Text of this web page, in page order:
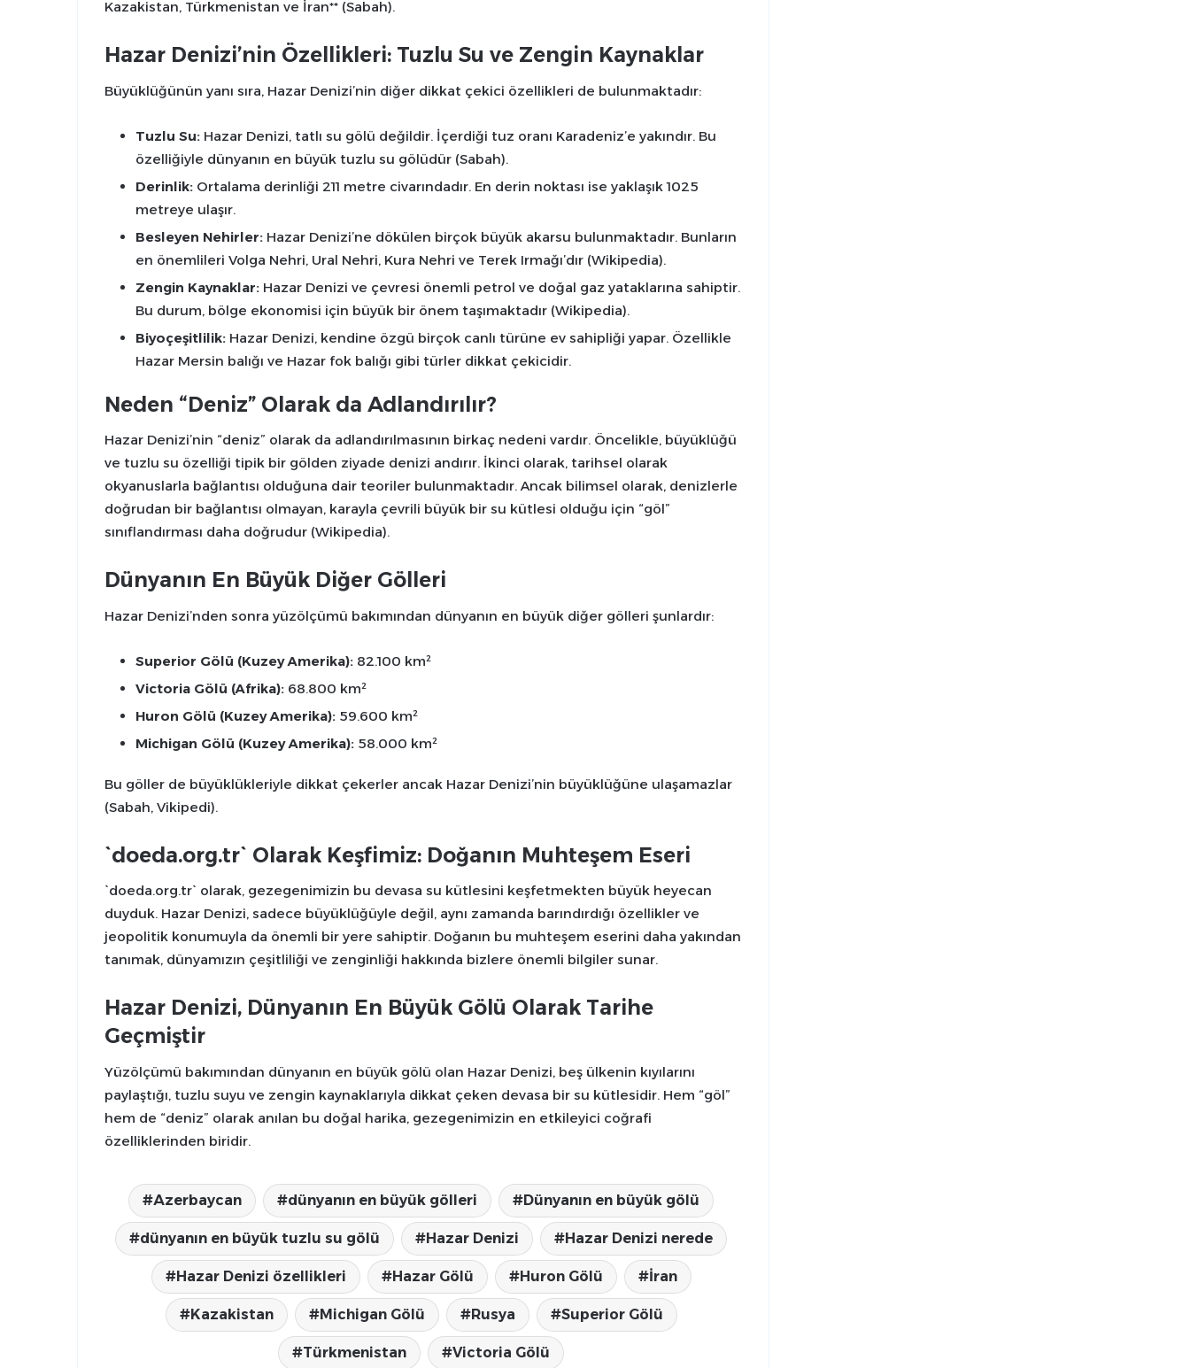
Kazakistan, Türkmenistan ve İran** (Sabah).
Hazar Denizi’nin Özellikleri: Tuzlu Su ve Zengin Kaynaklar
Büyüklüğünün yanı sıra, Hazar Denizi’nin diğer dikkat çekici özellikleri de bulunmaktadır:
Tuzlu Su: Hazar Denizi, tatlı su gölü değildir. İçerdiği tuz oranı Karadeniz’e yakındır. Bu
özelliğiyle dünyanın en büyük tuzlu su gölüdür (Sabah).
Derinlik: Ortalama derinliği 211 metre civarındadır. En derin noktası ise yaklaşık 1025
metreye ulaşır.
Besleyen Nehirler: Hazar Denizi’ne dökülen birçok büyük akarsu bulunmaktadır. Bunların
en önemlileri Volga Nehri, Ural Nehri, Kura Nehri ve Terek Irmağı’dır (Wikipedia).
Zengin Kaynaklar: Hazar Denizi ve çevresi önemli petrol ve doğal gaz yataklarına sahiptir.
Bu durum, bölge ekonomisi için büyük bir önem taşımaktadır (Wikipedia).
Biyoçeşitlilik: Hazar Denizi, kendine özgü birçok canlı türüne ev sahipliği yapar. Özellikle
Hazar Mersin balığı ve Hazar fok balığı gibi türler dikkat çekicidir.
Neden “Deniz” Olarak da Adlandırılır?
Hazar Denizi’nin “deniz” olarak da adlandırılmasının birkaç nedeni vardır. Öncelikle, büyüklüğü
ve tuzlu su özelliği tipik bir gölden ziyade denizi andırır. İkinci olarak, tarihsel olarak
okyanuslarla bağlantısı olduğuna dair teoriler bulunmaktadır. Ancak bilimsel olarak, denizlerle
doğrudan bir bağlantısı olmayan, karayla çevrili büyük bir su kütlesi olduğu için “göl”
sınıflandırması daha doğrudur (Wikipedia).
Dünyanın En Büyük Diğer Gölleri
Hazar Denizi’nden sonra yüzölçümü bakımından dünyanın en büyük diğer gölleri şunlardır:
Superior Gölü (Kuzey Amerika): 82.100 km²
Victoria Gölü (Afrika): 68.800 km²
Huron Gölü (Kuzey Amerika): 59.600 km²
Michigan Gölü (Kuzey Amerika): 58.000 km²
Bu göller de büyüklükleriyle dikkat çekerler ancak Hazar Denizi’nin büyüklüğüne ulaşamazlar
(Sabah, Vikipedi).
`doeda.org.tr` Olarak Keşfimiz: Doğanın Muhteşem Eseri
`doeda.org.tr` olarak, gezegenimizin bu devasa su kütlesini keşfetmekten büyük heyecan
duyduk. Hazar Denizi, sadece büyüklüğüyle değil, aynı zamanda barındırdığı özellikler ve
jeopolitik konumuyla da önemli bir yere sahiptir. Doğanın bu muhteşem eserini daha yakından
tanımak, dünyamızın çeşitliliği ve zenginliği hakkında bizlere önemli bilgiler sunar.
Hazar Denizi, Dünyanın En Büyük Gölü Olarak Tarihe
Geçmiştir
Yüzölçümü bakımından dünyanın en büyük gölü olan Hazar Denizi, beş ülkenin kıyılarını
paylaştığı, tuzlu suyu ve zengin kaynaklarıyla dikkat çeken devasa bir su kütlesidir. Hem “göl”
hem de “deniz” olarak anılan bu doğal harika, gezegenimizin en etkileyici coğrafi
özelliklerinden biridir.
Azerbaycan dünyanın en büyük gölleri Dünyanın en büyük gölü
dünyanın en büyük tuzlu su gölü Hazar Denizi Hazar Denizi nerede
Hazar Denizi özellikleri Hazar Gölü Huron Gölü İran
Kazakistan Michigan Gölü Rusya Superior Gölü
Türkmenistan Victoria Gölü